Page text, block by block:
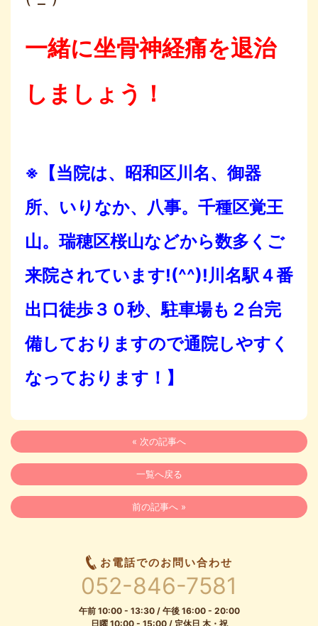
一緒に坐骨神経痛を退治
しましょう！
※【当院は、昭和区川名、御器
所、いりなか、八事。千種区覚王
山。瑞穂区桜山などから数多くご
来院されています!(^^)!川名駅４番
出口徒歩３０秒、駐車場も２台完
備しておりますので通院しやすく
なっております！】
« 次の記事へ
一覧へ戻る
前の記事へ »
お電話でのお問い合わせ
052-846-7581
午前 10:00 - 13:30 / 午後 16:00 - 20:00
日曜 10:00 - 15:00 / 定休日 木・祝